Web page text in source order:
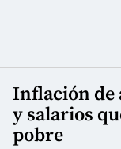
Inflación de
y salarios
pobre